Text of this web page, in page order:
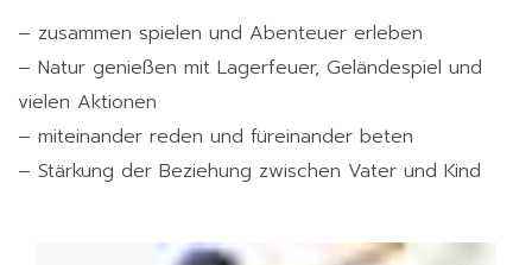
– zusammen spielen und Abenteuer erleben
– Natur genießen mit Lagerfeuer, Geländespiel und
vielen Aktionen
– miteinander reden und füreinander beten
– Stärkung der Beziehung zwischen Vater und Kind